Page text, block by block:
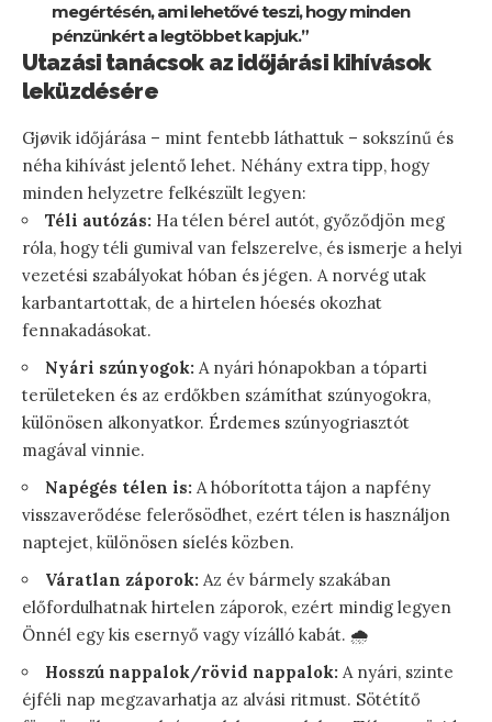
megértésén, ami lehetővé teszi, hogy minden
pénzünkért a legtöbbet kapjuk.”
Utazási tanácsok az időjárási kihívások
leküzdésére
Gjøvik időjárása – mint fentebb láthattuk – sokszínű és
néha kihívást jelentő lehet. Néhány extra tipp, hogy
minden helyzetre felkészült legyen:
Téli autózás: Ha télen bérel autót, győződjön meg
róla, hogy téli gumival van felszerelve, és ismerje a helyi
vezetési szabályokat hóban és jégen. A norvég utak
karbantartottak, de a hirtelen hóesés okozhat
fennakadásokat.
Nyári szúnyogok: A nyári hónapokban a tóparti
területeken és az erdőkben számíthat szúnyogokra,
különösen alkonyatkor. Érdemes szúnyogriasztót
magával vinnie.
Napégés télen is: A hóborította tájon a napfény
visszaverődése felerősödhet, ezért télen is használjon
naptejet, különösen síelés közben.
Váratlan záporok: Az év bármely szakában
előfordulhatnak hirtelen záporok, ezért mindig legyen
Önnél egy kis esernyő vagy vízálló kabát. 🌧️
Hosszú nappalok/rövid nappalok: A nyári, szinte
éjféli nap megzavarhatja az alvási ritmust. Sötétítő